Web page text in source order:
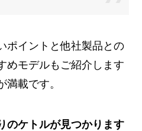
ポイントと他社製品との
めモデルもご紹介します
満載です。
のケトルが見つかります